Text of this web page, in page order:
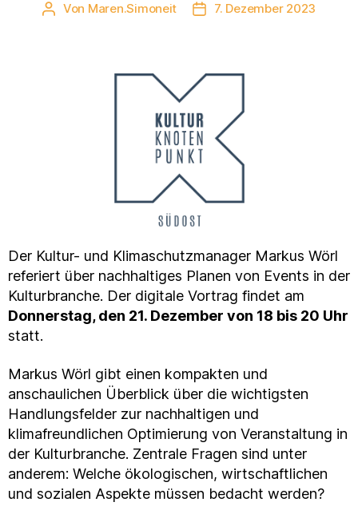
Beitragsautor
Von Maren.Simoneit Veröffentlichungsdatum
7. Dezember 2023
Der Kultur- und Klimaschutzmanager Markus Wörl
referiert über nachhaltiges Planen von Events in der
Kulturbranche. Der digitale Vortrag findet am
Donnerstag, den 21. Dezember von 18 bis 20 Uhr
statt.
Markus Wörl gibt einen kompakten und
anschaulichen Überblick über die wichtigsten
Handlungsfelder zur nachhaltigen und
klimafreundlichen Optimierung von Veranstaltung in
der Kulturbranche. Zentrale Fragen sind unter
anderem: Welche ökologischen, wirtschaftlichen
und sozialen Aspekte müssen bedacht werden?